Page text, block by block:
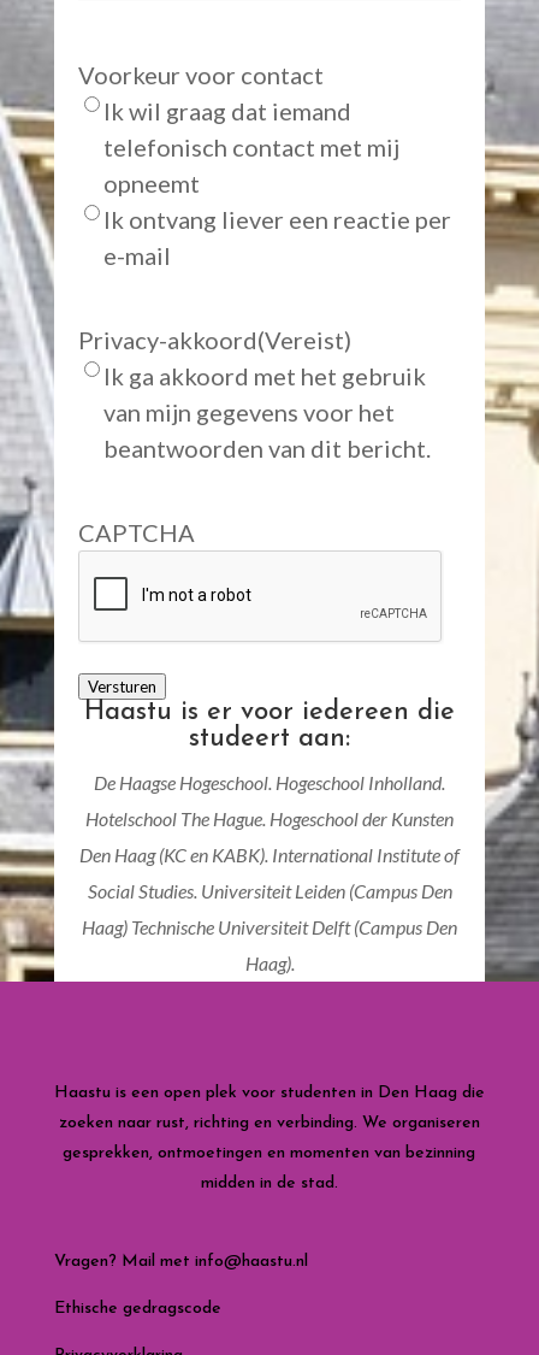
Voorkeur voor contact
Ik wil graag dat iemand
telefonisch contact met mij
opneemt
Ik ontvang liever een reactie per
e-mail
Privacy-akkoord(Vereist)
Ik ga akkoord met het gebruik
van mijn gegevens voor het
beantwoorden van dit bericht.
CAPTCHA
Versturen
Haastu is er voor iedereen die
studeert aan:
De Haagse Hogeschool. Hogeschool Inholland.
Hotelschool The Hague. Hogeschool der Kunsten
Den Haag (KC en KABK). International Institute of
Social Studies. Universiteit Leiden (Campus Den
Haag) Technische Universiteit Delft (Campus Den
Haag).
Haastu is een open plek voor studenten in Den Haag die
zoeken naar rust, richting en verbinding. We organiseren
gesprekken, ontmoetingen en momenten van bezinning
midden in de stad.
Vragen? Mail met info@haastu.nl
Ethische gedragscode